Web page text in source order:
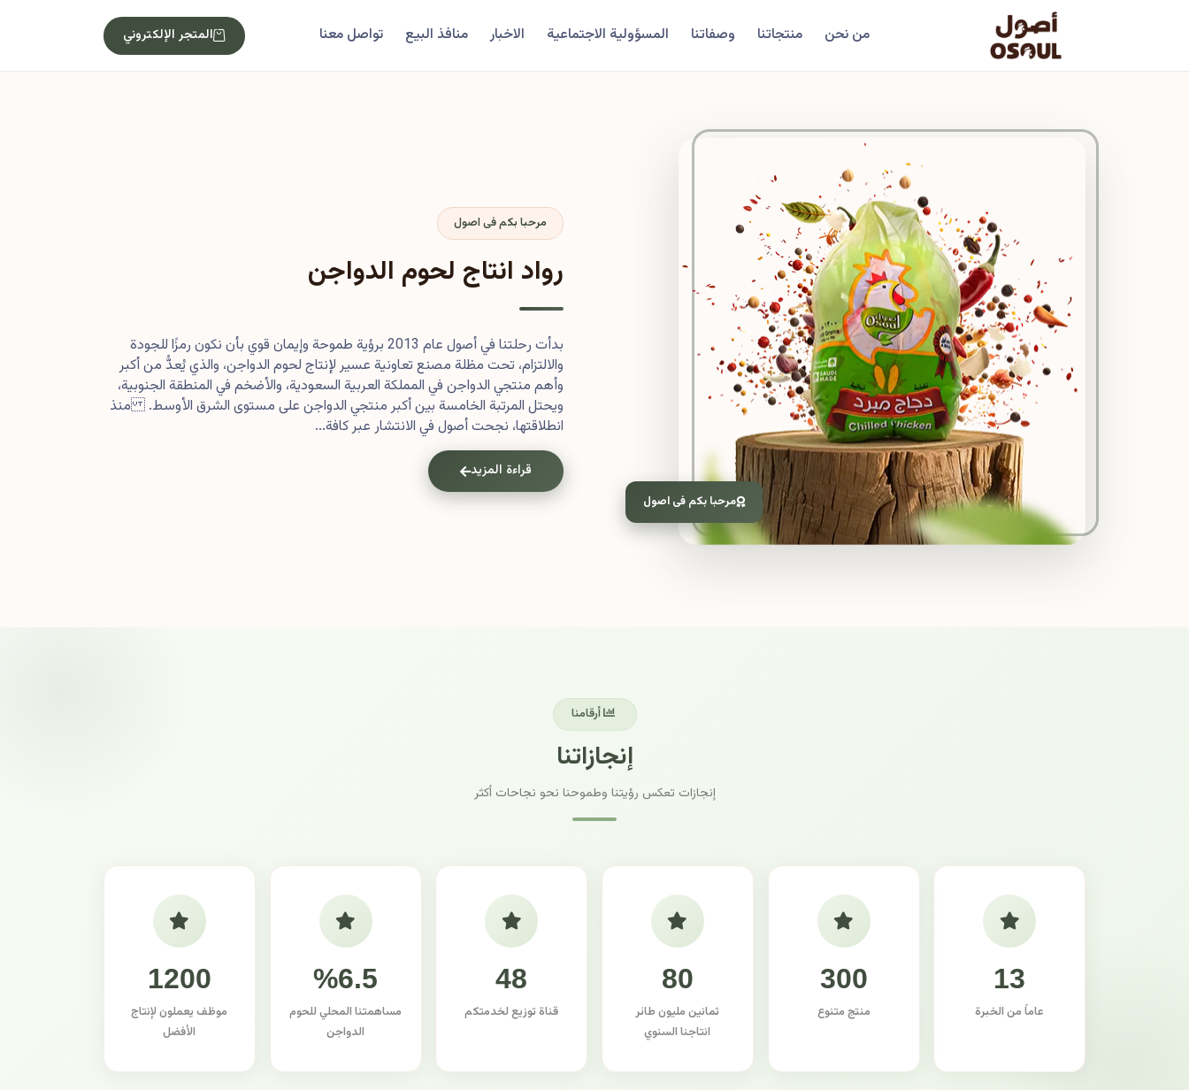
من نحن منتجاتنا وصفاتنا المسؤولية الاجتماعية الاخبار منافذ البيع تواصل معنا المتجر الإلكتروني
مرحبا بكم فى اصول
مرحبا بكم فى اصول
رواد انتاج لحوم الدواجن
بدأت رحلتنا في أصول عام 2013 برؤية طموحة وإيمان قوي بأن نكون رمزًا للجودة
والالتزام، تحت مظلة مصنع تعاونية عسير لإنتاج لحوم الدواجن، والذي يُعدُّ من أكبر
وأهم منتجي الدواجن في المملكة العربية السعودية، والأضخم في المنطقة الجنوبية،
ويحتل المرتبة الخامسة بين أكبر منتجي الدواجن على مستوى الشرق الأوسط. منذ
انطلاقتها، نجحت أصول في الانتشار عبر كافة...
قراءة المزيد
أرقامنا
إنجازاتنا
إنجازات تعكس رؤيتنا وطموحنا نحو نجاحات أكثر
13
عاماً من الخبرة
300
منتج متنوع
80
ثمانين مليون طائر
انتاجنا السنوي
48
قناة توزيع لخدمتكم
%6.5
مساهمتنا المحلي للحوم
الدواجن
1200
موظف يعملون لإنتاج
الأفضل